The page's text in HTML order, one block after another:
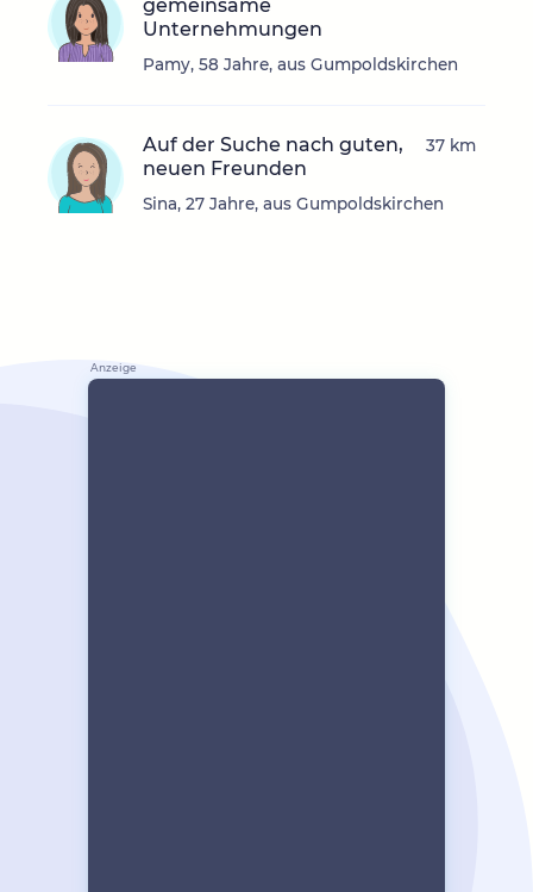
gemeinsame
Unternehmungen
Pamy, 58 Jahre, aus Gumpoldskirchen
Auf der Suche nach guten,
neuen Freunden
Sina, 27 Jahre, aus Gumpoldskirchen
37 km